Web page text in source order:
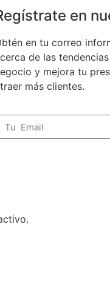
en
en tu correo
de las
y mejora tu
más clientes.